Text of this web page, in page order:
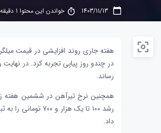
خواندن این محتوا 1 دقیقه و 54 ثانیه زمان می‌برد
هفته جاری روند افزایشی در قیمت
رساند.
همچنین نرخ تیرآهن در ششمین هفته
داد.